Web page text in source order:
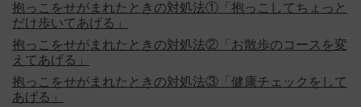
抱っこをせがまれたときの対処法①「抱っこしてちょっと
だけ歩いてあげる」
抱っこをせがまれたときの対処法②「お散歩のコースを変
えてあげる」
抱っこをせがまれたときの対処法③「健康チェックをして
あげる」